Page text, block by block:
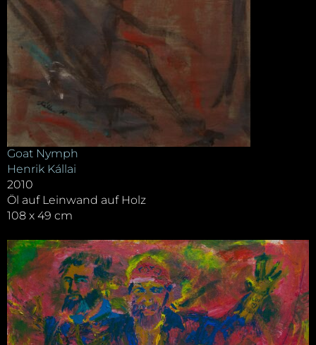
Goat Nymph
Henrik Kállai
2010
Öl auf Leinwand auf Holz
108 x 49 cm